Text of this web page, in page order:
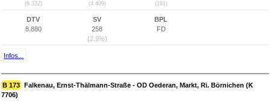
(9.332) (4.409) (191)
DTV
8.880
SV
258
(2,9%)
BPL
FD
Infos...
B 173 Falkenau, Ernst-Thälmann-Straße - OD Oederan, Markt, Ri. Börnichen (K
7706)